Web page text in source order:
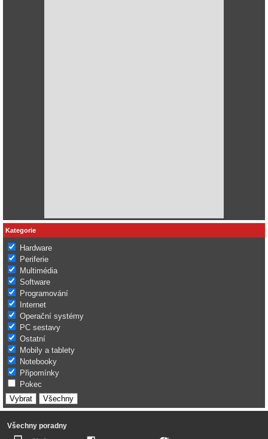
Kategorie
Hardware
Periferie
Multimédia
Software
Programování
Internet
Operační systémy
PC sestavy
Ostatní
Mobily a tablety
Notebooky
Připomínky
Pokec
Všechny poradny